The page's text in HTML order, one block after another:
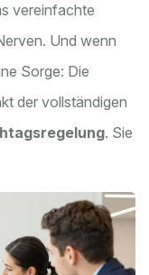
vereinfachte
Und wenn
Sorge: Die
der vollständigen
. Sie